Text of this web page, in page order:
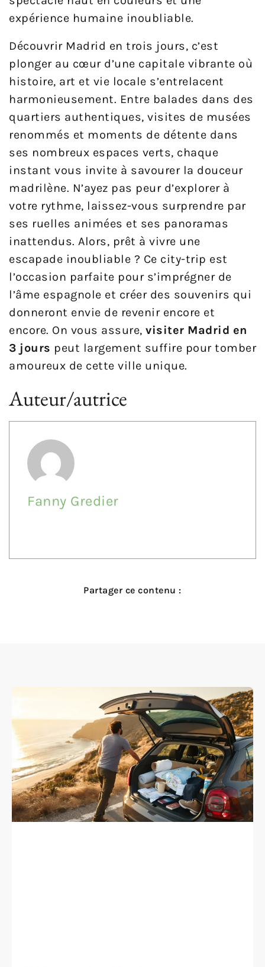
expérience humaine inoubliable.
Découvrir Madrid en trois jours, c’est
plonger au cœur d’une capitale vibrante où
histoire, art et vie locale s’entrelacent
harmonieusement. Entre balades dans des
quartiers authentiques, visites de musées
renommés et moments de détente dans
ses nombreux espaces verts, chaque
instant vous invite à savourer la douceur
madrilène. N’ayez pas peur d’explorer à
votre rythme, laissez-vous surprendre par
ses ruelles animées et ses panoramas
inattendus. Alors, prêt à vivre une
escapade inoubliable ? Ce city-trip est
l’occasion parfaite pour s’imprégner de
l’âme espagnole et créer des souvenirs qui
donneront envie de revenir encore et
encore. On vous assure, visiter Madrid en
3 jours peut largement suffire pour tomber
amoureux de cette ville unique.
Auteur/autrice
Fanny Gredier
Partager ce contenu :